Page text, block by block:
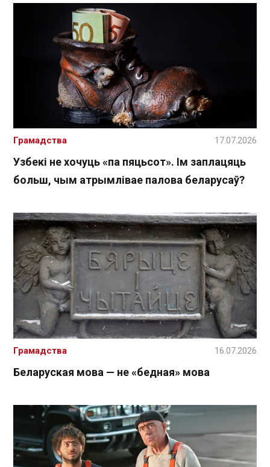
Узбекі не хочуць «па пяцьсот». Ім заплацяць
больш, чым атрымлівае палова беларусаў?
Грамадства 17.07.2026
Беларуская мова — не «бедная» мова
Грамадства 16.07.2026